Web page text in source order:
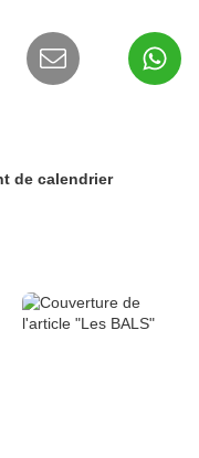
de calendrier